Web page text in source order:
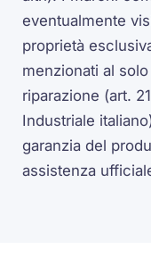
eventualmente
proprietà
menzionati al
riparazione (art.
Industriale
garanzia del
assistenza